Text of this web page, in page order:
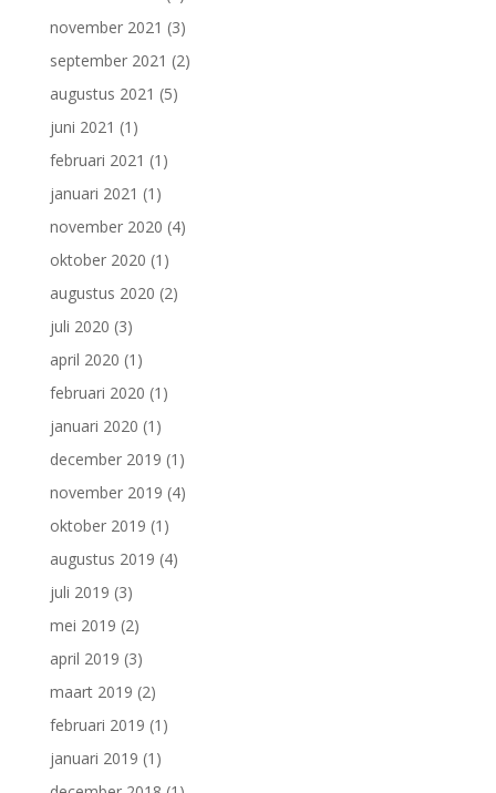
november 2021 (3)
september 2021 (2)
augustus 2021 (5)
juni 2021 (1)
februari 2021 (1)
januari 2021 (1)
november 2020 (4)
oktober 2020 (1)
augustus 2020 (2)
juli 2020 (3)
april 2020 (1)
februari 2020 (1)
januari 2020 (1)
december 2019 (1)
november 2019 (4)
oktober 2019 (1)
augustus 2019 (4)
juli 2019 (3)
mei 2019 (2)
april 2019 (3)
maart 2019 (2)
februari 2019 (1)
januari 2019 (1)